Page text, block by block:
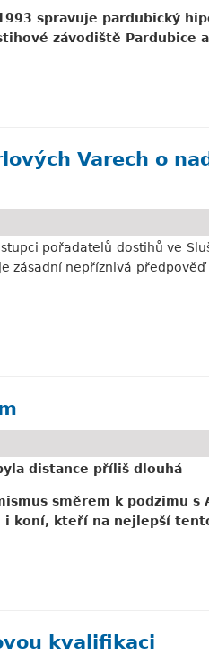
spravuje pardubický
závodiště Pardubice
Varech o
pořadatelů dostihů ve
zásadní nepříznivá předpověď
distance příliš dlouhá
směrem k podzimu s
i koní, kteří na nejlepší
kvalifikaci